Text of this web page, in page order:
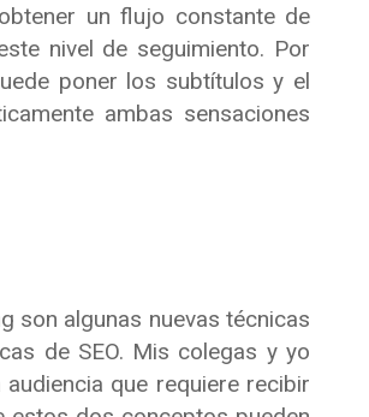
un flujo constante de
nivel de seguimiento. Por
poner los subtítulos y el
ambas sensaciones
son algunas nuevas técnicas
de SEO. Mis colegas y yo
que requiere recibir